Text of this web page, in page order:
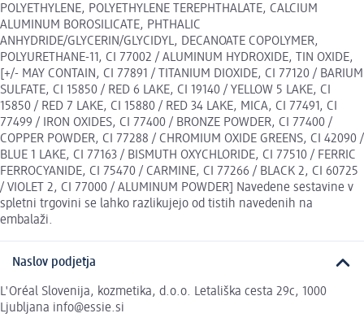
POLYETHYLENE, POLYETHYLENE TEREPHTHALATE, CALCIUM
ALUMINUM BOROSILICATE, PHTHALIC
ANHYDRIDE/GLYCERIN/GLYCIDYL, DECANOATE COPOLYMER,
POLYURETHANE-11, CI 77002 / ALUMINUM HYDROXIDE, TIN OXIDE,
[+/- MAY CONTAIN, CI 77891 / TITANIUM DIOXIDE, CI 77120 / BARIUM
SULFATE, CI 15850 / RED 6 LAKE, CI 19140 / YELLOW 5 LAKE, CI
15850 / RED 7 LAKE, CI 15880 / RED 34 LAKE, MICA, CI 77491, CI
77499 / IRON OXIDES, CI 77400 / BRONZE POWDER, CI 77400 /
COPPER POWDER, CI 77288 / CHROMIUM OXIDE GREENS, CI 42090 /
BLUE 1 LAKE, CI 77163 / BISMUTH OXYCHLORIDE, CI 77510 / FERRIC
FERROCYANIDE, CI 75470 / CARMINE, CI 77266 / BLACK 2, CI 60725
/ VIOLET 2, CI 77000 / ALUMINUM POWDER] Navedene sestavine v
spletni trgovini se lahko razlikujejo od tistih navedenih na
embalaži.
Naslov podjetja
L'Oréal Slovenija, kozmetika, d.o.o. Letališka cesta 29c, 1000
Ljubljana info@essie.si